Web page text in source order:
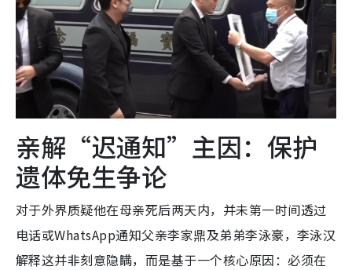
亲解“迟通知”主因：保护
遗体免生争论
对于外界质疑他在母亲死后两天内，并未第一时间透过
电话或WhatsApp通知父亲李家鼎及弟弟李泳豪，李泳汉
解释这并非刻意隐瞒，而是基于一个核心原因：必须在